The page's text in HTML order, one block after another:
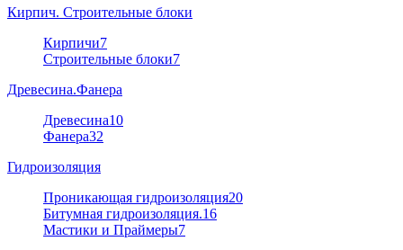
Кирпич. Строительные блоки
Кирпичи7
Строительные блоки7
Древесина.Фанера
Древесина10
Фанера32
Гидроизоляция
Проникающая гидроизоляция20
Битумная гидроизоляция.16
Мастики и Праймеры7